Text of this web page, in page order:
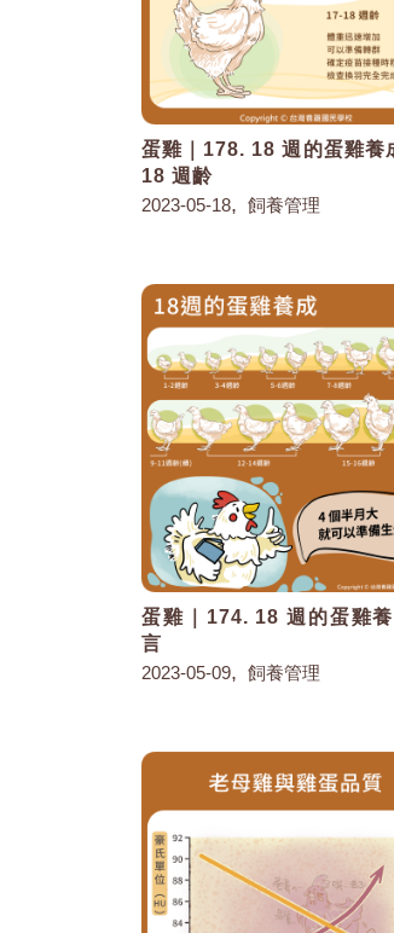
蛋雞｜178. 18 週的蛋雞養
18 週齡
2023-05-18, 飼養管理
蛋雞｜174. 18 週的蛋雞
言
2023-05-09, 飼養管理